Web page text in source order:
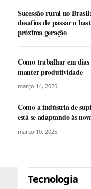
Sucessão rural no
desafios de passar o
próxima geração
Como trabalhar em dias
manter produtividade
março 14, 2025
Como a indústria de
está se adaptando às
exigências do consumidor
março 10, 2025
Tecnologia